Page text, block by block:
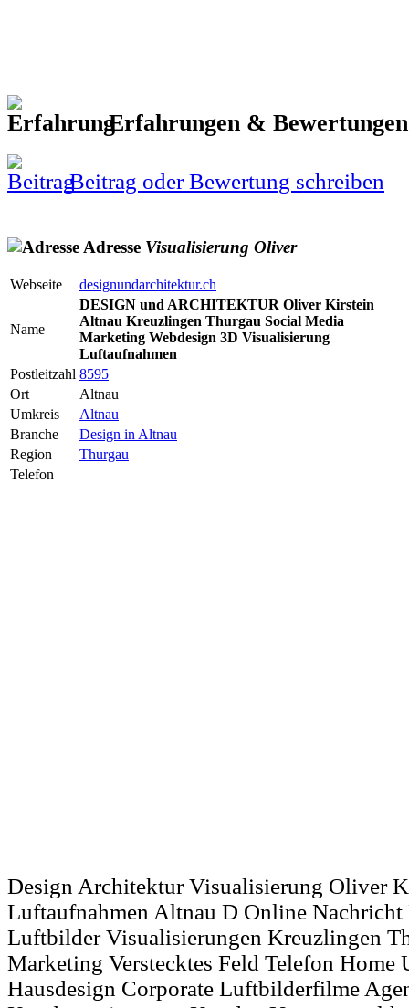
Erfahrungen &
Beitrag oder Bewertung schreiben
Adresse Visualisierung Oliver
Webseite designundarchitektur.ch
Name
DESIGN und ARCHITEKTUR Oliver Kirstein
Altnau Kreuzlingen Thurgau Social Media
Marketing Webdesign 3D Visualisierung
Luftaufnahmen
Postleitzahl 8595
Ort
Altnau
Umkreis
Altnau
Branche
Design in Altnau
Region
Thurgau
Telefon
Design Architektur Visualisierung Oliver
Luftaufnahmen Altnau D Online Nachricht
Luftbilder Visualisierungen Kreuzlingen
Marketing Verstecktes Feld Telefon Home
Hausdesign Corporate Luftbilderfilme